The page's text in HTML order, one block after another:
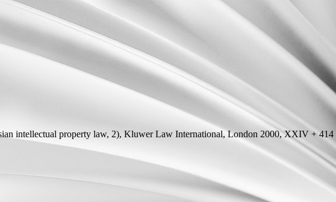
intellectual property law, 2), Kluwer Law International, London 2000, XXIV + 414